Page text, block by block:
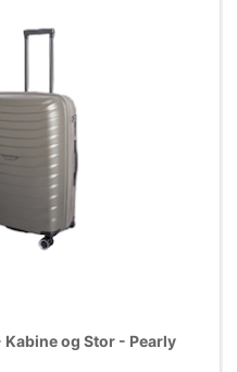
og Stor - Pearly